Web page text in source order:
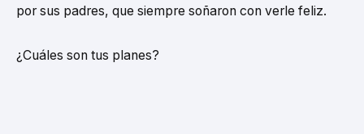
por sus padres, que siempre soñaron con verle feliz.
¿Cuáles son tus planes?